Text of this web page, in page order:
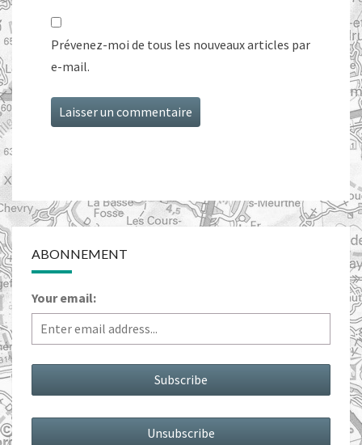
Prévenez-moi de tous les nouveaux articles par
e-mail.
ABONNEMENT
Your email: